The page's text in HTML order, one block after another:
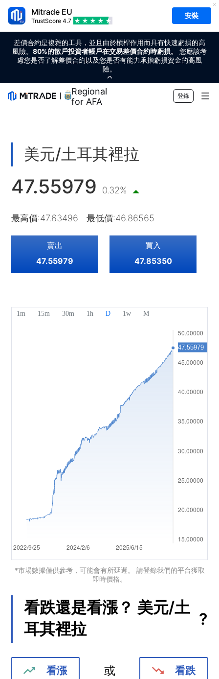
Mitrade EU
TrustScore 4.7
安裝
差價合約是複雜的工具，並且由於槓桿作用而具有快速虧損的高
風險。 80%的散戶投資者帳戶在交易差價合約時虧損。
您應該考
慮您是否了解差價合約以及您是否有能力承擔虧損資金的高風
險。
Regional Sponsor
for AFA
登錄
加密貨幣
指數
交易
交易平台
風險管理
市場工具
財經日曆
教育
獎項及榮譽
工作機會
幫助中心
English
Français
美元/土耳其裡拉
47.55979 0.32%
最高價:47.63496 最低價:46.86565
賣出
47.55979
買入
47.85350
*市場數據僅供參考，可能會有所延遲。 請登錄我們的平台獲取
即時價格。
看跌還是看漲？ 美元/土
耳其裡拉
?
看漲 或 看跌